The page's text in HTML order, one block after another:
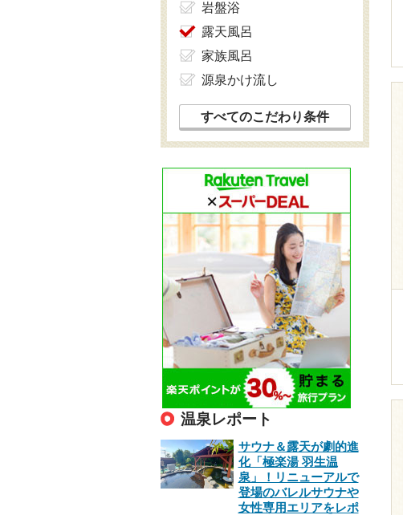
岩盤浴
露天風呂
家族風呂
源泉かけ流し
すべてのこだわり条件
温泉レポート
サウナ＆露天が劇的進
化「極楽湯 羽生温
泉」！リニューアルで
登場のバレルサウナや
女性専用エリアをレポ